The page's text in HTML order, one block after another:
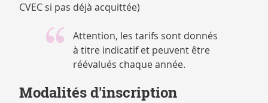
CVEC si pas déjà acquittée)
Attention, les tarifs sont donnés
à titre indicatif et peuvent être
réévalués chaque année.
Modalités d'inscription